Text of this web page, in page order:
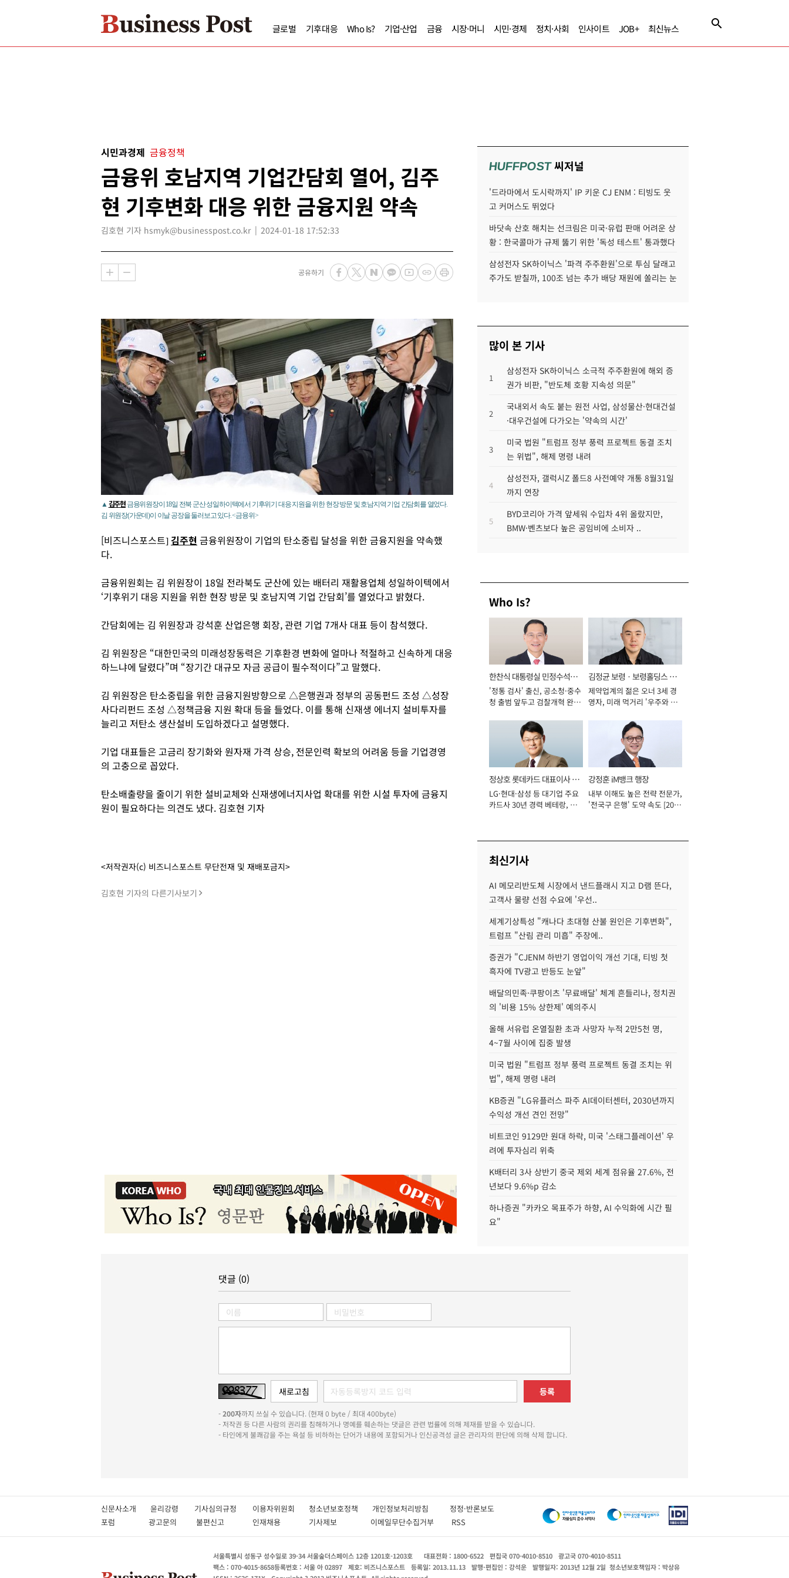
글로벌 기후대응 Who Is? 기업·산업 금융 시장·머니 시민·경제 정치·사회 인사이트 JOB+ 최신뉴스
시민과경제 금융정책
금융위 호남지역 기업간담회 열어, 김주
현 기후변화 대응 위한 금융지원 약속
김호현 기자 hsmyk@businesspost.co.kr 2024-01-18 17:52:33
공유하기
▲ 김주현 금융위원장이 18일 전북 군산 성일하이텍에서 기후위기 대응 지원을 위한 현장 방문 및 호남지역 기업 간담회를 열었다.
김 위원장(가운데)이 이날 공장을 둘러보고 있다. <금융위>
[비즈니스포스트] 김주현 금융위원장이 기업의 탄소중립 달성을 위한 금융지원을 약속했
다.
금융위원회는 김 위원장이 18일 전라북도 군산에 있는 배터리 재활용업체 성일하이텍에서
‘기후위기 대응 지원을 위한 현장 방문 및 호남지역 기업 간담회’를 열었다고 밝혔다.
간담회에는 김 위원장과 강석훈 산업은행 회장, 관련 기업 7개사 대표 등이 참석했다.
김 위원장은 “대한민국의 미래성장동력은 기후환경 변화에 얼마나 적절하고 신속하게 대응
하느냐에 달렸다”며 “장기간 대규모 자금 공급이 필수적이다”고 말했다.
김 위원장은 탄소중립을 위한 금융지원방향으로 △은행권과 정부의 공동펀드 조성 △성장
사다리펀드 조성 △정책금융 지원 확대 등을 들었다. 이를 통해 신재생 에너지 설비투자를
늘리고 저탄소 생산설비 도입하겠다고 설명했다.
기업 대표들은 고금리 장기화와 원자재 가격 상승, 전문인력 확보의 어려움 등을 기업경영
의 고충으로 꼽았다.
탄소배출량을 줄이기 위한 설비교체와 신재생에너지사업 확대를 위한 시설 투자에 금융지
원이 필요하다는 의견도 냈다. 김호현 기자
<저작권자(c) 비즈니스포스트 무단전재 및 재배포금지>
김호현 기자의 다른기사보기
HUFFPOST씨저널
'드라마에서 도시락까지' IP 키운 CJ ENM : 티빙도 웃
고 커머스도 뛰었다
바닷속 산호 해치는 선크림은 미국·유럽 판매 어려운 상
황 : 한국콜마가 규제 뚫기 위한 '독성 테스트' 통과했다
삼성전자 SK하이닉스 '파격 주주환원'으로 투심 달래고
주가도 받칠까, 100조 넘는 추가 배당 재원에 쏠리는 눈
많이 본 기사
1
삼성전자 SK하이닉스 소극적 주주환원에 해외 증
권가 비판, "반도체 호황 지속성 의문"
2
국내외서 속도 붙는 원전 사업, 삼성물산·현대건설
·대우건설에 다가오는 '약속의 시간'
3
미국 법원 "트럼프 정부 풍력 프로젝트 동결 조치
는 위법", 해제 명령 내려
4
삼성전자, 갤럭시Z 폴드8 사전예약 개통 8월31일
까지 연장
5
BYD코리아 가격 앞세워 수입차 4위 올랐지만,
BMW·벤츠보다 높은 공임비에 소비자 ..
Who Is?
한찬식 대통령실 민정수석비
서관
'정통 검사' 출신, 공소청·중수
청 출범 앞두고 검찰개혁 완수
김정균 보령ㆍ보령홀딩스 대
표이사 사장
제약업계의 젊은 오너 3세 경
영자, 미래 먹거리 '우주와 헬
정상호 롯데카드 대표이사 사
장
LG·현대·삼성 등 대기업 주요
카드사 30년 경력 베테랑, 신
강정훈 iM뱅크 행장
내부 이해도 높은 전략 전문가,
'전국구 은행' 도약 속도 [2026
최신기사
AI 메모리반도체 시장에서 낸드플래시 지고 D램 뜬다,
고객사 물량 선점 수요에 '우선..
세계기상특성 "캐나다 초대형 산불 원인은 기후변화",
트럼프 "산림 관리 미흡" 주장에..
증권가 "CJENM 하반기 영업이익 개선 기대, 티빙 첫
흑자에 TV광고 반등도 눈앞"
배달의민족·쿠팡이츠 '무료배달' 체계 흔들리나, 정치권
의 '비용 15% 상한제' 예의주시
올해 서유럽 온열질환 초과 사망자 누적 2만5천 명,
4~7월 사이에 집중 발생
미국 법원 "트럼프 정부 풍력 프로젝트 동결 조치는 위
법", 해제 명령 내려
KB증권 "LG유플러스 파주 AI데이터센터, 2030년까지
수익성 개선 견인 전망"
비트코인 9129만 원대 하락, 미국 '스태그플레이션' 우
려에 투자심리 위축
K배터리 3사 상반기 중국 제외 세계 점유율 27.6%, 전
년보다 9.6%p 감소
하나증권 "카카오 목표주가 하향, AI 수익화에 시간 필
요"
댓글 (0)
등록
-200자까지 쓰실 수 있습니다. (현재 0 byte / 최대 400byte)
- 저작권 등 다른 사람의 권리를 침해하거나 명예를 훼손하는 댓글은 관련 법률에 의해 제재를 받을 수 있습니다.
- 타인에게 불쾌감을 주는 욕설 등 비하하는 단어가 내용에 포함되거나 인신공격성 글은 관리자의 판단에 의해 삭제 합니다.
신문사소개 윤리강령 기사심의규정 이용자위원회 청소년보호정책 개인정보처리방침 정정·반론보도
포럼
광고문의 불편신고 인재채용 기사제보 이메일무단수집거부 RSS
서울특별시 성동구 성수일로 39-34 서울숲더스페이스 12층 1201호-1203호 대표전화 : 1800-6522 편집국 070-4010-8510
광고국 070-4010-8511
팩스 : 070-4015-8658등록번호 : 서울 아 02897 제호: 비즈니스포스트 등록일: 2013.11.13 발행·편집인 : 강석운 발행일자: 2013년 12월 2일 청소년보호책임자 : 박상유